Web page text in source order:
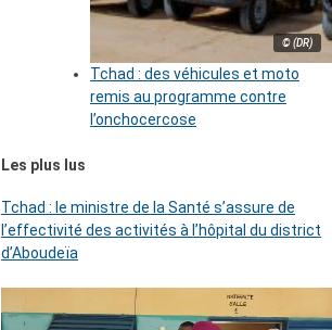
© (DR)
Tchad : des véhicules et moto
remis au programme contre
l’onchocercose
Les plus lus
Tchad : le ministre de la Santé s’assure de
l’effectivité des activités à l’hôpital du district
d’Aboudeïa